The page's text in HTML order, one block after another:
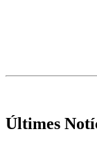
Últimes